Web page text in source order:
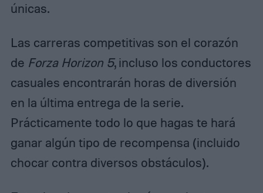
únicas.
Las carreras competitivas son el corazón
de Forza Horizon 5, incluso los conductores
casuales encontrarán horas de diversión
en la última entrega de la serie.
Prácticamente todo lo que hagas te hará
ganar algún tipo de recompensa (incluido
chocar contra diversos obstáculos).